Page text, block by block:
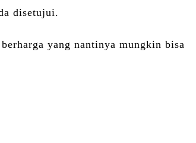
disetujui.
yang nantinya mungkin bisa